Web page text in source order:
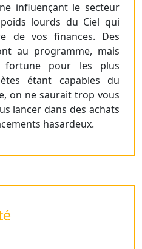
influençant le secteur
lourds du Ciel qui
de vos finances. Des
au programme, mais
fortune pour les plus
étant capables du
on ne saurait trop vous
lancer dans des achats
hasardeux.